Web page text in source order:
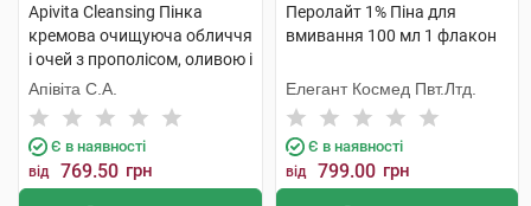
Apivita Cleansing Пінка
кремова очищуюча обличчя
і очей з прополісом, оливою і
лавандою 200 мл 1 флакон
Апівіта С.А.
Є в наявності
від 769.50 грн
Перолайт 1% Піна для
вмивання 100 мл 1 флакон
Елегант Космед Пвт.Лтд.
Є в наявності
від 799.00 грн